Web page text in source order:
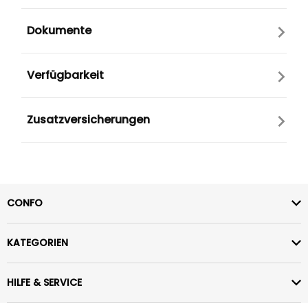
Dokumente
Verfügbarkeit
Zusatzversicherungen
CONFO
KATEGORIEN
HILFE & SERVICE